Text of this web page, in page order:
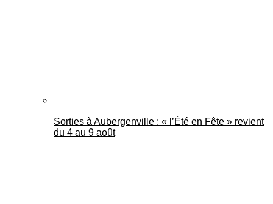
Sorties à Aubergenville : « l’Été en Fête » revient
du 4 au 9 août